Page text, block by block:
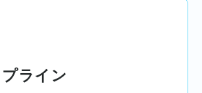
ライン